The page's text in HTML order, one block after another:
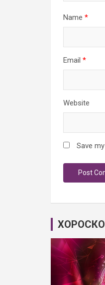
Name *
Email *
Website
Save